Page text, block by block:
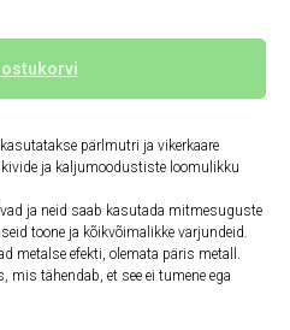
ostukorvi
pärlmutri ja vikerkaare
ja kaljumoodustiste loomulikku
ja neid saab kasutada mitmesuguste
toone ja kõikvõimalikke varjundeid.
metalse efekti, olemata päris metall.
tähendab, et see ei tumene ega